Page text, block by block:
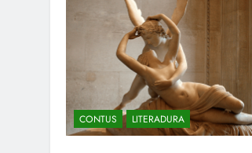
CONTUS LITERADURA